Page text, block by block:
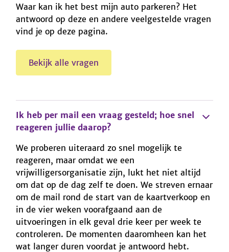
Waar kan ik het best mijn auto parkeren? Het
antwoord op deze en andere veelgestelde vragen
vind je op deze pagina.
Bekijk alle vragen
Ik heb per mail een vraag gesteld; hoe snel
reageren jullie daarop?
We proberen uiteraard zo snel mogelijk te
reageren, maar omdat we een
vrijwilligersorganisatie zijn, lukt het niet altijd
om dat op de dag zelf te doen. We streven ernaar
om de mail rond de start van de kaartverkoop en
in de vier weken voorafgaand aan de
uitvoeringen in elk geval drie keer per week te
controleren. De momenten daaromheen kan het
wat langer duren voordat je antwoord hebt.